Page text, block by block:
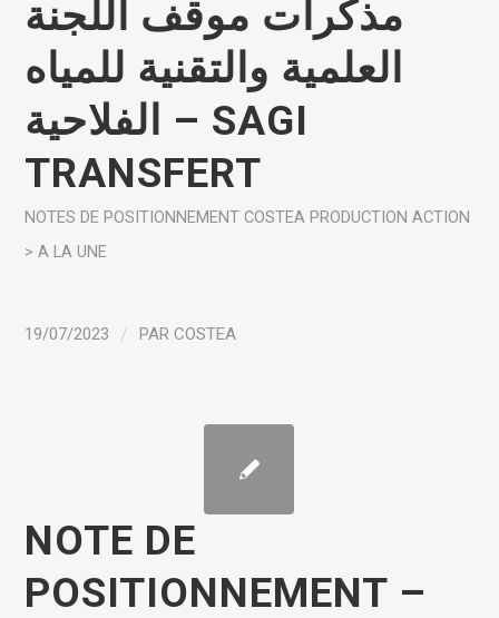
مذكرات موقف اللجنة
العلمية والتقنية للمياه
الفلاحية – SAGI
TRANSFERT
NOTES DE POSITIONNEMENT COSTEA PRODUCTION ACTION
> A LA UNE
19/07/2023 / PARCOSTEA
NOTE DE
POSITIONNEMENT –